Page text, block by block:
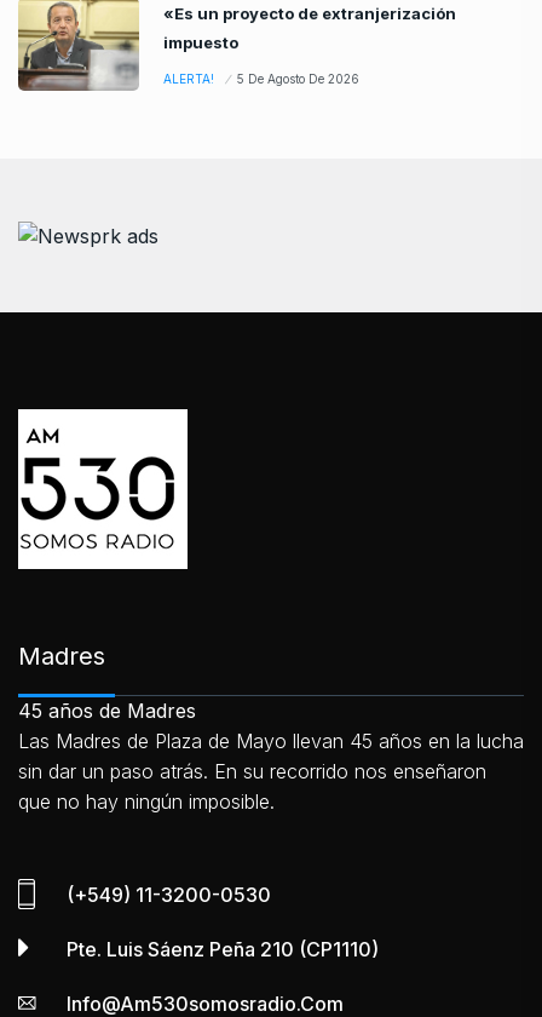
«Es un proyecto de extranjerización
impuesto
ALERTA! 5 De Agosto De 2026
Madres
45 años de Madres
Las Madres de Plaza de Mayo llevan 45 años en la lucha
sin dar un paso atrás. En su recorrido nos enseñaron
que no hay ningún imposible.
(+549) 11-3200-0530
Pte. Luis Sáenz Peña 210 (CP1110)
Info@am530somosradio.com